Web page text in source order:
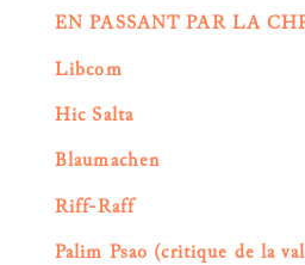
EN PASSANT PAR LA
Libcom
Hic Salta
Blaumachen
Riff-Raff
Palim Psao (critique de la